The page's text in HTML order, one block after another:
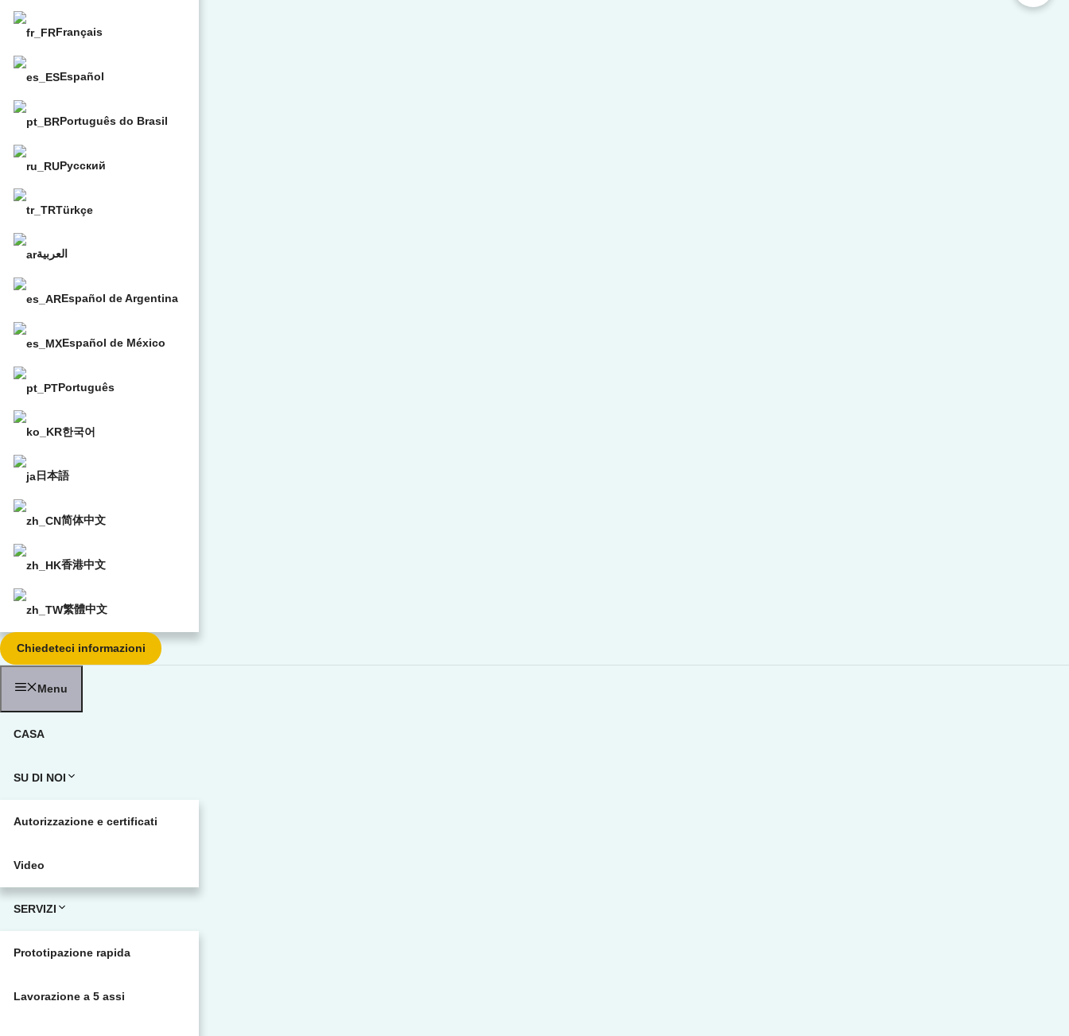
Français
Español
Português do Brasil
Русский
Türkçe
العربية
Español de Argentina
Español de México
Português
한국어
日本語
简体中文
香港中文
繁體中文
Chiedeteci informazioni
Menu
CASA
SU DI NOI
Autorizzazione e certificati
Video
SERVIZI
Prototipazione rapida
Lavorazione a 5 assi